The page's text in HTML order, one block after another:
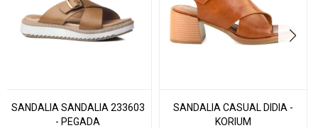
SANDALIA SANDALIA 233603
- PEGADA
SANDALIA CASUAL DIDIA -
KORIUM